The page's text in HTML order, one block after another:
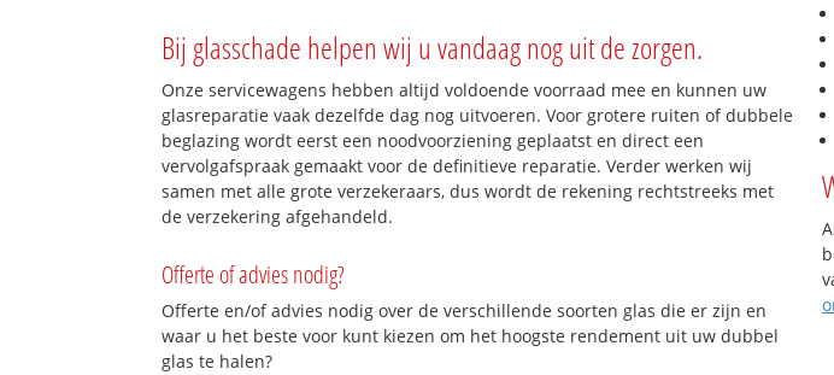
Bij glasschade helpen wij u vandaag nog uit de zorgen.
Onze servicewagens hebben altijd voldoende voorraad mee en kunnen uw
glasreparatie vaak dezelfde dag nog uitvoeren. Voor grotere ruiten of dubbele
beglazing wordt eerst een noodvoorziening geplaatst en direct een
vervolgafspraak gemaakt voor de definitieve reparatie. Verder werken wij
samen met alle grote verzekeraars, dus wordt de rekening rechtstreeks met
de verzekering afgehandeld.
Offerte of advies nodig?
Offerte en/of advies nodig over de verschillende soorten glas die er zijn en
waar u het beste voor kunt kiezen om het hoogste rendement uit uw dubbel
glas te halen?